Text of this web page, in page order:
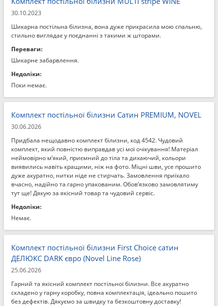
30.10.2023
Шикарна постільна білизна, вона дуже прикрасила мою спальню,
стильно виглядає у поєднанні з такими ж шторами.
Переваги:
Шикарне забарвлення.
Недоліки:
Поки немає.
Комплект постільної білизни Сатин PREMIUM, NOVEL
30.06.2026
Придбала нещодавно комплект білизни, код 4542. Чудовий
комплект, який повністю виправдав усі мої очікування! Матеріал
неймовірно м’який, приємний до тіла та дихаючий, кольори
виявились навіть кращими, ніж на фото. Міцні шви, усе прошито
дуже акуратно, нитки ніде не стирчать. Замовлення приїхало
вчасно, надійно та гарно упакованим. Обов’язково замовлятиму
тут ще! Дякую за якісний товар та чудовий сервіс.
Недоліки:
Немає.
Комплект постільної білизни First Choice сатин
ДЕЛЮКС DARK євро (Novel Line Rose)
25.06.2026
Гарний та якісний комплект постільної білизни. Все акуратно
складено у гарну коробку, повна комплектація, ідеально пошито
без дефектів. Дякуємо за швидку та безкоштовну доставку!